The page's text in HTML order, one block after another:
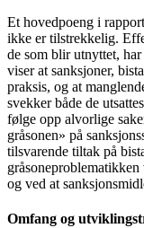
Et hovedpoeng i
ikke er tilstrekkelig.
de som blir utnyttet,
viser at sanksjoner,
praksis, og at
svekker både de
følge opp alvorlige
gråsonen» på
tilsvarende tiltak på
gråsoneproblematikken
og ved at
Omfang og